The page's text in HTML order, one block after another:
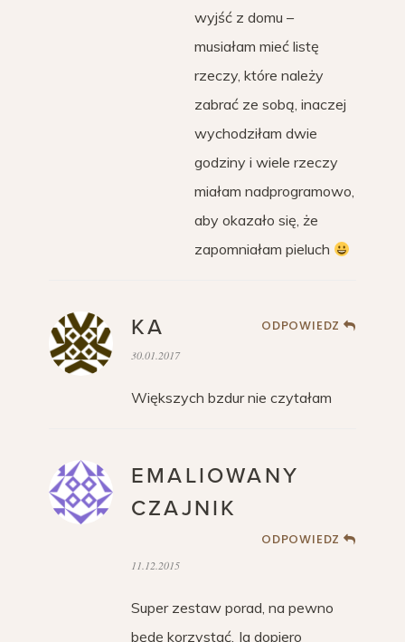
wyjść z domu –
musiałam mieć listę
rzeczy, które należy
zabrać ze sobą, inaczej
wychodziłam dwie
godziny i wiele rzeczy
miałam nadprogramowo,
aby okazało się, że
zapomniałam pieluch
KA ODPOWIEDZ
30.01.2017
Większych bzdur nie czytałam
EMALIOWANY
CZAJNIK
ODPOWIEDZ
11.12.2015
Super zestaw porad, na pewno
będę korzystać. Ja dopiero